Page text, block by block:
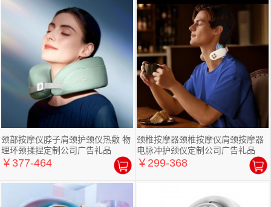
颈部按摩仪脖子肩颈护颈仪热敷 物
理环颈揉捏定制公司广告礼品
￥377-464
颈椎按摩器颈椎按摩仪肩颈按摩器
电脉冲护颈仪定制公司广告礼品
￥299-368